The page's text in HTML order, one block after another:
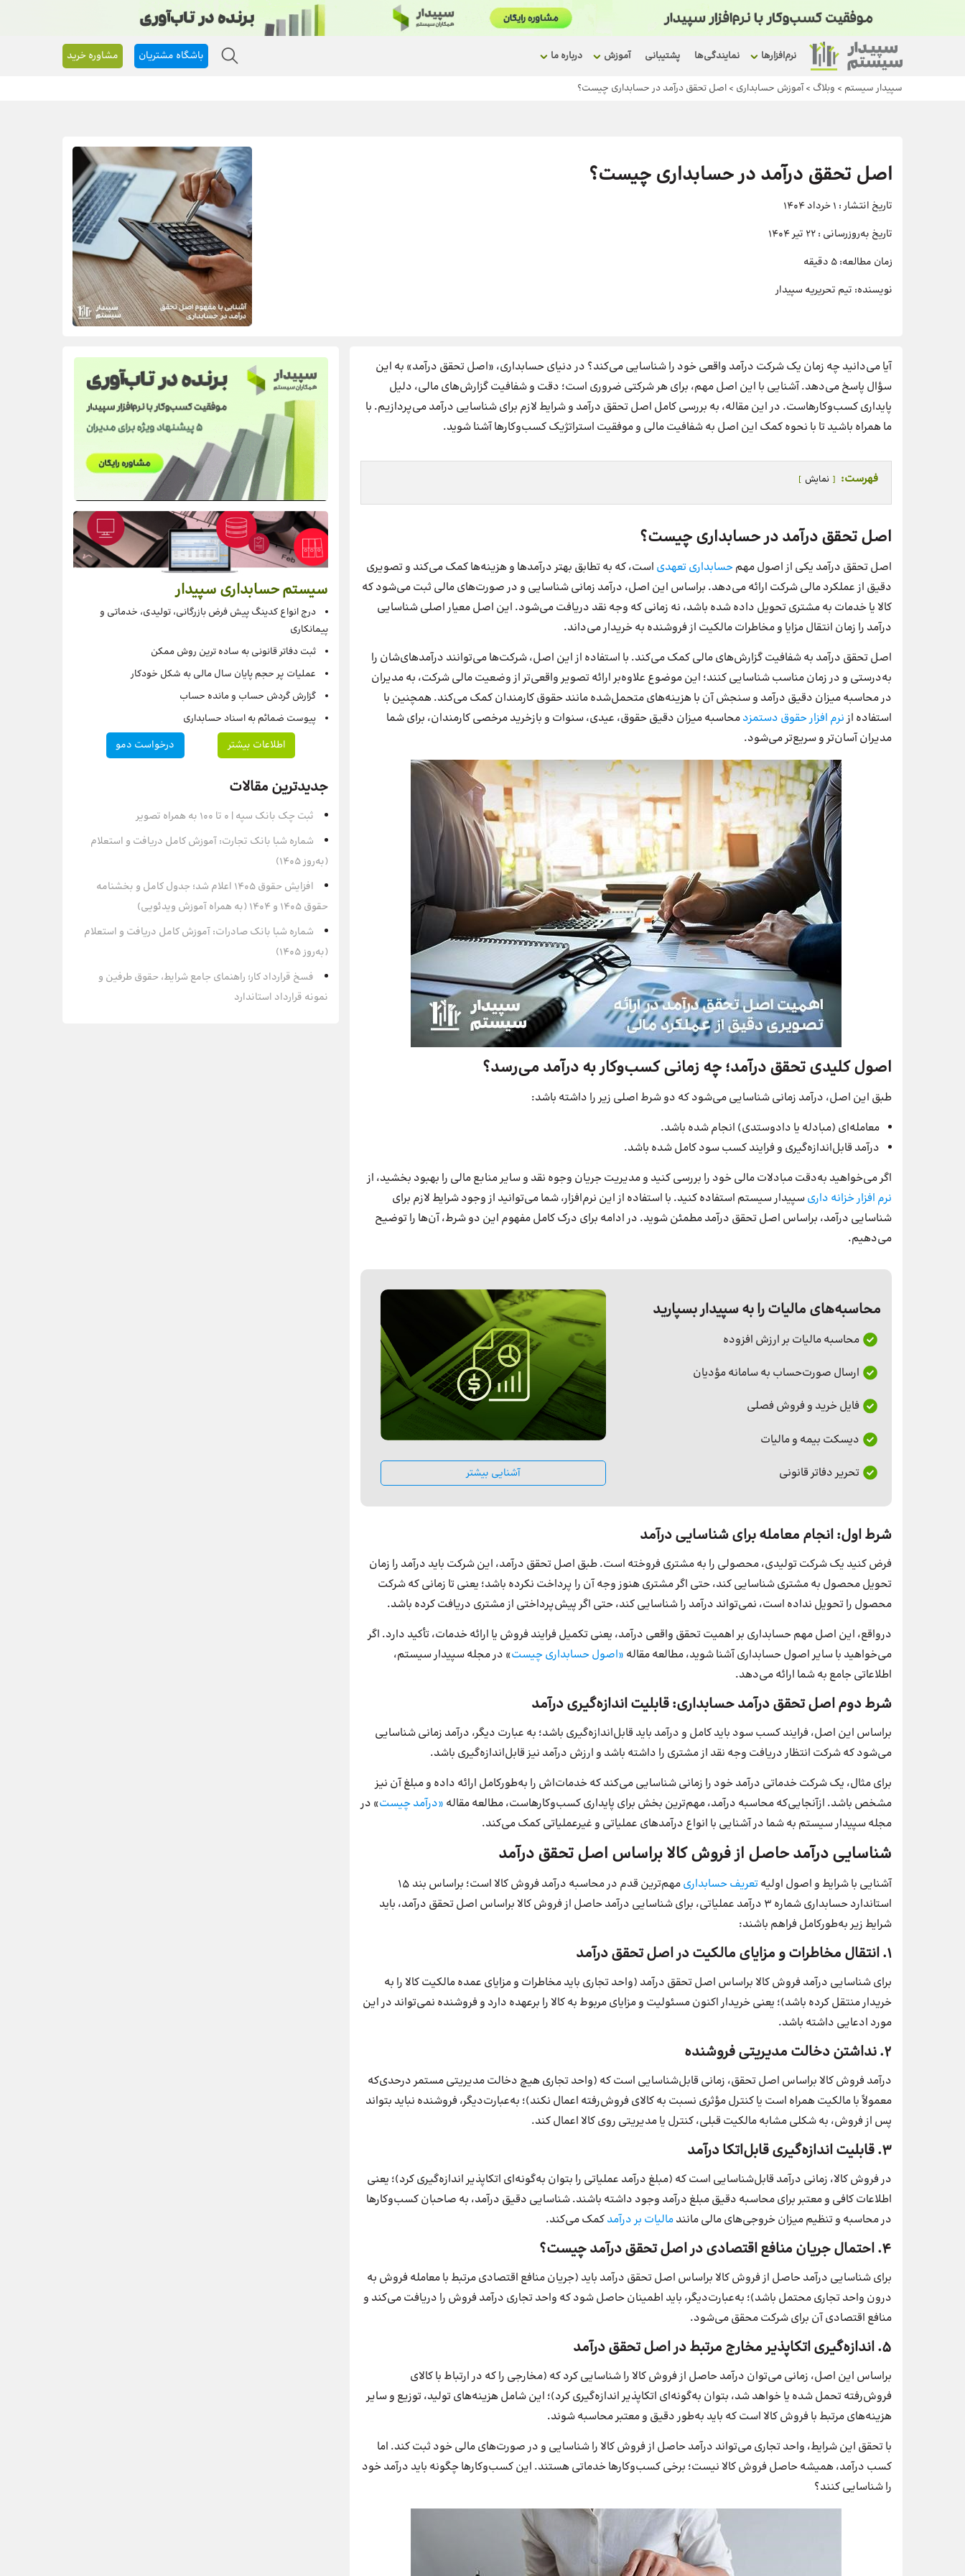
باشگاه مشتریان مشاوره خرید نرم‌افزارها نمایندگی‌ها پشتیبانی آموزش درباره ما
سپیدار سیستم > وبلاگ >آموزش حسابداری > اصل تحقق درآمد در حسابداری چیست؟
اصل تحقق درآمد در حسابداری چیست؟
تاریخ انتشار : 1 خرداد 1404
تاریخ به‌روزرسانی : 22 تیر 1404
زمان مطالعه: 5 دقیقه
نویسنده: تیم تحریریه سپیدار
آیا می‌دانید چه زمان یک شرکت درآمد واقعی خود را شناسایی می‌کند؟ در دنیای حسابداری، «اصل تحقق درآمد» به این
سؤال پاسخ می‌دهد. آشنایی با این اصل مهم، برای هر شرکتی ضروری است؛ دقت و شفافیت گزارش‌های مالی، دلیل
پایداری کسب‌وکارهاست. در این مقاله، به بررسی کامل اصل تحقق درآمد و شرایط لازم برای شناسایی درآمد می‌پردازیم. با
ما همراه باشید تا با نحوه کمک این اصل به شفافیت مالی و موفقیت استراتژیک کسب‌وکارها آشنا شوید.
فهرست: نمایش
اصل تحقق درآمد در حسابداری چیست؟
اصل تحقق درآمد یکی از اصول مهمحسابداری تعهدی است، که به تطابق بهتر درآمدها و هزینه‌ها کمک می‌کند و تصویری
دقیق از عملکرد مالی شرکت ارائه می‌دهد. براساس این اصل، درآمد زمانی شناسایی و در صورت‌های مالی ثبت می‌شود که
کالا یا خدمات به مشتری تحویل داده شده باشد، نه زمانی که وجه نقد دریافت می‌شود. این اصل معیار اصلی شناسایی
درآمد را زمان انتقال مزایا و مخاطرات مالکیت از فروشنده به خریدار می‌داند.
اصل تحقق درآمد به شفافیت گزارش‌های مالی کمک می‌کند. با استفاده از این اصل، شرکت‌ها می‌توانند درآمدهای‌شان را
به‌درستی و در زمان مناسب شناسایی کنند؛ این موضوع علاوه‌بر ارائه تصویر واقعی‌تر از وضعیت مالی شرکت، به مدیران
در محاسبه میزان دقیق درآمد و سنجش آن با هزینه‌های متحمل‌شده مانند حقوق کارمندان کمک می‌کند. همچنین با
استفاده ازنرم افزار حقوق دستمزدمحاسبه میزان دقیق حقوق، عیدی، سنوات و بازخرید مرخصی کارمندان، برای شما
مدیران آسان‌تر و سریع‌تر می‌شود.
اصول کلیدی تحقق درآمد؛ چه زمانی کسب‌وکار به درآمد می‌رسد؟
طبق این اصل، درآمد زمانی شناسایی می‌شود که دو شرط اصلی زیر را داشته باشد:
معامله‌ای (مبادله یا دادوستدی) انجام شده باشد.
درآمد قابل‌اندازه‌گیری و فرایند کسب سود کامل شده باشد.
اگر می‌خواهید به‌دقت مبادلات مالی خود را بررسی کنید و مدیریت جریان وجوه نقد و سایر منابع مالی را بهبود بخشید، از
نرم افزار خزانه داریسپیدار سیستم استفاده کنید. با استفاده از این نرم‌افزار، شما می‌توانید از وجود شرایط لازم برای
شناسایی درآمد، براساس اصل تحقق درآمد مطمئن شوید. در ادامه برای درک کامل مفهوم این دو شرط، آن‌ها را توضیح
می‌دهیم.
محاسبه‌های مالیات را به سپیدار بسپارید
محاسبه مالیات بر ارزش افزوده
ارسال صورت‌حساب به سامانه مؤدیان
فایل خرید و فروش فصلی
دیسکت بیمه و مالیات
تحریر دفاتر قانونی آشنایی بیشتر
شرط اول: انجام معامله برای شناسایی درآمد
فرض کنید یک شرکت تولیدی، محصولی را به مشتری فروخته است. طبق اصل تحقق درآمد، این شرکت باید درآمد را زمان
تحویل محصول به مشتری شناسایی کند، حتی اگر مشتری هنوز وجه آن را پرداخت نکرده باشد؛ یعنی تا زمانی‌ که شرکت
محصول را تحویل نداده است، نمی‌تواند درآمد را شناسایی کند، حتی اگر پیش‌پرداختی از مشتری دریافت کرده باشد.
درواقع، این اصل مهم حسابداری بر اهمیت تحقق واقعی درآمد، یعنی تکمیل فرایند فروش یا ارائه خدمات، تأکید دارد. اگر
می‌خواهید با سایر اصول حسابداری آشنا شوید، مطالعه مقاله «اصول حسابداری چیست» در مجله سپیدار سیستم،
اطلاعاتی جامع به شما ارائه می‌دهد.
شرط دوم اصل تحقق درآمد حسابداری: قابلیت اندازه‌گیری درآمد
براساس این اصل، فرایند کسب سود باید کامل و درآمد باید قابل‌اندازه‌گیری باشد؛ به‌ عبارت‌ دیگر، درآمد زمانی شناسایی
می‌شود که شرکت انتظار دریافت وجه نقد از مشتری را داشته باشد و ارزش درآمد نیز قابل‌اندازه‌گیری باشد.
برای مثال، یک شرکت خدماتی درآمد خود را زمانی شناسایی می‌کند که خدمات‌اش را به‌طورکامل ارائه داده و مبلغ آن نیز
مشخص باشد. از‌آنجایی‌که محاسبه درآمد، مهم‌ترین بخش برای پایداری کسب‌وکارهاست، مطالعه مقاله «درآمد چیست» در
مجله سپیدار سیستم به شما در آشنایی با انواع درآمدهای عملیاتی و غیرعملیاتی کمک می‌کند.
شناسایی درآمد حاصل‌ از فروش‌ کالا براساس اصل تحقق درآمد
آشنایی با شرایط و اصول اولیه تعریف حسابداری
مهم‌ترین قدم در محاسبه درآمد فروش کالا است؛ براساس بند ۱۵
استاندارد حسابداری شماره ۳ درآمد عملیاتی، برای شناسایی درآمد حاصل از فروش کالا براساس اصل تحقق درآمد، باید
شرایط زیر به‌طورکامل فراهم باشند:
۱. انتقال مخاطرات و مزایای مالکیت در اصل تحقق درآمد
برای شناسایی درآمد فروش‌ کالا براساس اصل تحقق درآمد (واحد تجاری باید مخاطرات و مزایای عمده مالکیت کالا را به
خریدار منتقل کرده باشد)؛ یعنی خریدار اکنون مسئولیت و مزایای مربوط به کالا را برعهده دارد و فروشنده نمی‌تواند در این
مورد ادعایی داشته باشد.
۲. نداشتن دخالت مدیریتی فروشنده
درآمد فروش‌ کالا براساس اصل تحقق، زمانی قابل‌شناسایی است که (واحد تجاری‌ هیچ‌ دخالت‌ مدیریتی‌ مستمر درحدی‌‌که‌
معمولاً با مالکیت‌ همراه‌ است‌ یا کنترل‌ مؤثری‌ نسبت‌ به‌ کالای‌ فروش‌‌رفته‌ اعمال‌ نکند)؛ به‌عبارت‌دیگر، فروشنده نباید بتواند
پس از فروش، به‌ شکلی مشابه مالکیت قبلی، کنترل یا مدیریتی روی کالا اعمال کند.
۳. قابلیت اندازه‌گیری قابل‌اتکا درآمد
در فروش کالا، زمانی درآمد قابل‌شناسایی است که (مبلغ‌ درآمد عملیاتی‌ را بتوان‌ به‌‌گونه‌ای‌ اتکاپذیر اندازه‌گیری‌ کرد)؛ یعنی
اطلاعات کافی و معتبر برای محاسبه دقیق مبلغ درآمد وجود داشته باشند. شناسایی دقیق درآمد، به صاحبان کسب‌‌وکارها
در محاسبه و تنظیم میزان خروجی‌های مالی مانندمالیات بر درآمدکمک می‌کند.
۴. احتمال جریان منافع اقتصادی در اصل تحقق درآمد چیست؟
برای شناسایی درآمد حاصل از فروش کالا براساس اصل تحقق درآمد باید (جریان‌ منافع‌ اقتصادی‌ مرتبط‌ با معامله‌ فروش‌ به‌
درون‌ واحد تجاری‌ محتمل‌ باشد)؛ به‌عبارت‌دیگر، باید اطمینان حاصل شود که واحد تجاری درآمد فروش را دریافت می‌کند و
منافع اقتصادی آن برای شرکت محقق می‌شود.
۵. اندازه‌گیری اتکاپذیر مخارج مرتبط در اصل تحقق درآمد
براساس این اصل، زمانی می‌توان درآمد حاصل از فروش کالا را شناسایی کرد که (مخارجی‌ را که‌ در ارتباط‌ با کالای‌
فروش‌‌رفته‌ تحمل‌ شده‌ یا خواهد شد، بتوان‌ به‌گونه‌ای اتکاپذیر اندازه‌گیری‌ کرد)؛ این شامل هزینه‌های تولید، توزیع و سایر
هزینه‌های مرتبط با فروش کالا است که باید به‌طور دقیق و معتبر محاسبه شوند.
با تحقق این شرایط، واحد تجاری می‌تواند درآمد حاصل از فروش کالا را شناسایی و در صورت‌های مالی خود ثبت کند. اما
کسب درآمد، همیشه حاصل فروش کالا نیست؛ برخی کسب‌وکارها خدماتی هستند. این کسب‌وکارها چگونه باید درآمد خود
را شناسایی کنند؟
سیستم حسابداری سپیدار
درج انواع کدینگ پیش فرض بازرگانی، تولیدی، خدماتی و
پیمانکاری
ثبت دفاتر قانونی به ساده ترین روش ممکن
عملیات پر حجم پایان سال مالی به شکل خودکار
گزارش گردش حساب و مانده حساب
پیوست ضمائم به اسناد حسابداری
اطلاعات بیشتر
درخواست دمو
جدیدترین مقالات
ثبت چک بانک سپه | ۰ تا ۱۰۰ به همراه تصویر
شماره شبا بانک تجارت: آموزش کامل دریافت و استعلام
(به‌روز ۱۴۰۵)
افزایش حقوق 1405 اعلام شد؛ جدول کامل و بخشنامه
حقوق 1405 و 1404 (به همراه آموزش ویدئویی)
شماره شبا بانک صادرات: آموزش کامل دریافت و استعلام
(به‌روز ۱۴۰۵)
فسخ قرارداد کار؛ راهنمای جامع شرایط، حقوق طرفین و
نمونه قرارداد استاندارد